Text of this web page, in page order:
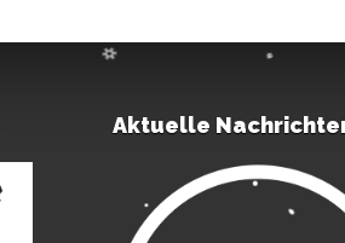
Aktuelle